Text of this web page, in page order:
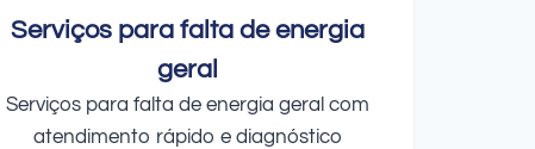
Serviços para falta de energia
geral
Serviços para falta de energia geral com
atendimento rápido e diagnóstico